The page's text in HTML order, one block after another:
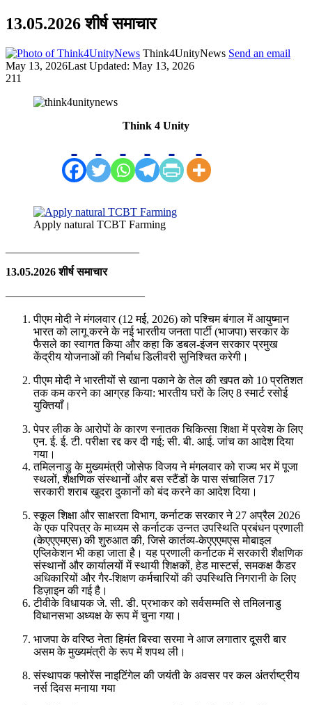
13.05.2026 शीर्ष समाचार
Think4UnityNews Send an email
May 13, 2026Last Updated: May 13, 2026
211
Think 4 Unity
Apply natural TCBT Farming
13.05.2026 शीर्ष समाचार
————————————–
पीएम मोदी ने मंगलवार (12 मई, 2026) को पश्चिम बंगाल में आयुष्मान
भारत को लागू करने के नई भारतीय जनता पार्टी (भाजपा) सरकार के
फैसले का स्वागत किया और कहा कि डबल-इंजन सरकार प्रमुख
केंद्रीय योजनाओं की निर्बाध डिलीवरी सुनिश्चित करेगी।
पीएम मोदी ने भारतीयों से खाना पकाने के तेल की खपत को 10 प्रतिशत
तक कम करने का आग्रह किया: भारतीय घरों के लिए 8 स्मार्ट रसोई
युक्तियाँ।
पेपर लीक के आरोपों के कारण स्नातक चिकित्सा शिक्षा में प्रवेश के लिए
एन. ई. ई. टी. परीक्षा रद्द कर दी गई; सी. बी. आई. जांच का आदेश दिया
गया।
तमिलनाडु के मुख्यमंत्री जोसेफ विजय ने मंगलवार को राज्य भर में पूजा
स्थलों, शैक्षणिक संस्थानों और बस स्टैंडों के पास संचालित 717
सरकारी शराब खुदरा दुकानों को बंद करने का आदेश दिया।
स्कूल शिक्षा और साक्षरता विभाग, कर्नाटक सरकार ने 27 अप्रैल 2026
के एक परिपत्र के माध्यम से कर्नाटक उन्नत उपस्थिति प्रबंधन प्रणाली
(केएएएमएस) की शुरुआत की, जिसे कार्तव्य-केएएएमएस मोबाइल
एप्लिकेशन भी कहा जाता है। यह प्रणाली कर्नाटक में सरकारी शैक्षणिक
संस्थानों और कार्यालयों में स्थायी शिक्षकों, हेड मास्टर्स, समकक्ष कैडर
अधिकारियों और गैर-शिक्षण कर्मचारियों की उपस्थिति निगरानी के लिए
डिज़ाइन की गई है।
टीवीके विधायक जे. सी. डी. प्रभाकर को सर्वसम्मति से तमिलनाडु
विधानसभा अध्यक्ष के रूप में चुना गया।
भाजपा के वरिष्ठ नेता हिमंत बिस्वा सरमा ने आज लगातार दूसरी बार
असम के मुख्यमंत्री के रूप में शपथ ली।
संस्थापक फ्लोरेंस नाइटिंगेल की जयंती के अवसर पर कल अंतर्राष्ट्रीय
नर्स दिवस मनाया गया